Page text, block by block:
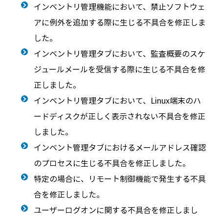
インベントリ管理機能において、禁止ソフトウェ
アに例外を追加する際に生じる不具合を修正しま
した。
インベントリ管理タブにおいて、監査概要のスケ
ジュールメールを受信する際に生じる不具合を修
正しました。
インベントリ管理タブにおいて、Linux端末のハ
ードディスクが正しく表示されない不具合を修正
しました。
インベント管理タブにおけるメールアドレス確認
のプロセスに生じる不具合を修正しました。
特定の場合に、リモート制御機能で発生する不具
合を修正しました。
ユーザーログオンに関する不具合を修正しまし